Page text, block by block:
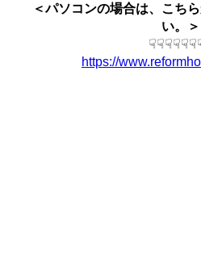
＜パソコンの場合は、こち
い。＞
https://